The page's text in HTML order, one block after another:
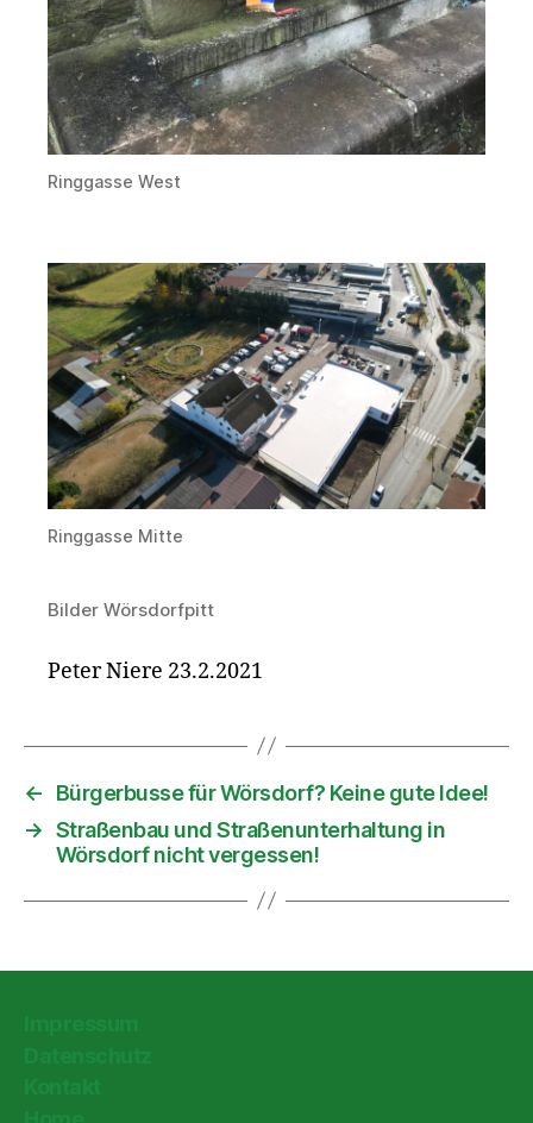
Ringgasse West
Ringgasse Mitte
Bilder Wörsdorfpitt
Peter Niere 23.2.2021
←
Bürgerbusse für Wörsdorf? Keine gute Idee!
→ Straßenbau und Straßenunterhaltung in
Wörsdorf nicht vergessen!